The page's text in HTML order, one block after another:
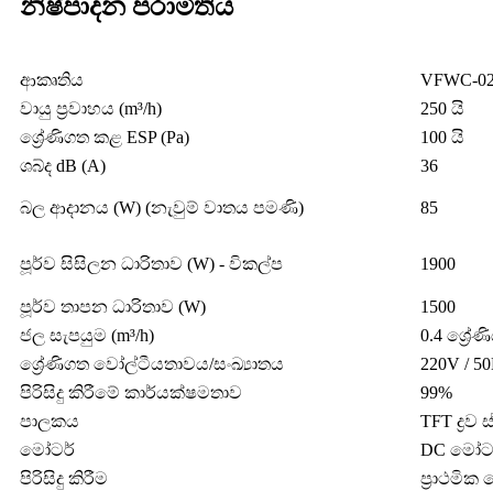
නිෂ්පාදන පරාමිතිය
ආකෘතිය
VFWC-
වායු ප්‍රවාහය (m³/h)
250 යි
ශ්‍රේණිගත කළ ESP (Pa)
100 යි
ශබ්ද dB (A)
36
බල ආදානය (W) (නැවුම් වාතය පමණි) 85
පූර්ව සිසිලන ධාරිතාව (W) - විකල්ප 1900
පූර්ව තාපන ධාරිතාව (W)
1500
ජල සැපයුම (m³/h)
0.4
ශ්‍රේණිගත වෝල්ටීයතාවය/සංඛ්‍යාතය
220V /
පිරිසිදු කිරීමේ කාර්යක්ෂමතාව
99%
පාලකය
TFT ද්‍රව
මෝටර්
DC
පිරිසිදු කිරීම
ප්‍රාථමික